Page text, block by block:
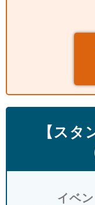
【スタ
イベ